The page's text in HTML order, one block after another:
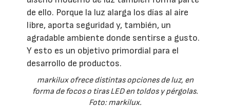
de ello. Porque la luz alarga los días al aire
libre, aporta seguridad y, también, un
agradable ambiente donde sentirse a gusto.
Y esto es un objetivo primordial para el
desarrollo de productos.
markilux ofrece distintas opciones de luz, en
forma de focos o tiras LED en toldos y pérgolas.
Foto: markilux.